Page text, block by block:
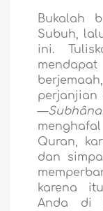
Bukalah
Subuh,
ini.
perjanjian
—
Quran,
dan
karena
Anda di